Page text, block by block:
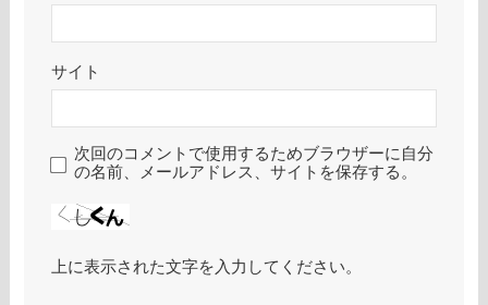
サイト
次回のコメントで使用するためブラウザーに自分
の名前、メールアドレス、サイトを保存する。
上に表示された文字を入力してください。